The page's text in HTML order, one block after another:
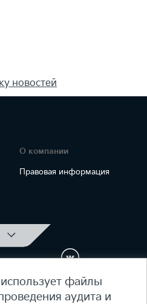
новостей
О компании
Правовая информация
Ирбис
файлы
аудита и